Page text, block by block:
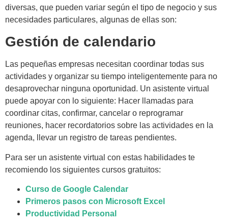
diversas, que pueden variar según el tipo de negocio y sus
necesidades particulares, algunas de ellas son:
Gestión de calendario
Las pequeñas empresas necesitan coordinar todas sus
actividades y organizar su tiempo inteligentemente para no
desaprovechar ninguna oportunidad. Un asistente virtual
puede apoyar con lo siguiente: Hacer llamadas para
coordinar citas, confirmar, cancelar o reprogramar
reuniones, hacer recordatorios sobre las actividades en la
agenda, llevar un registro de tareas pendientes.
Para ser un asistente virtual con estas habilidades te
recomiendo los siguientes cursos gratuitos:
Curso de Google Calendar
Primeros pasos con Microsoft Excel
Productividad Personal